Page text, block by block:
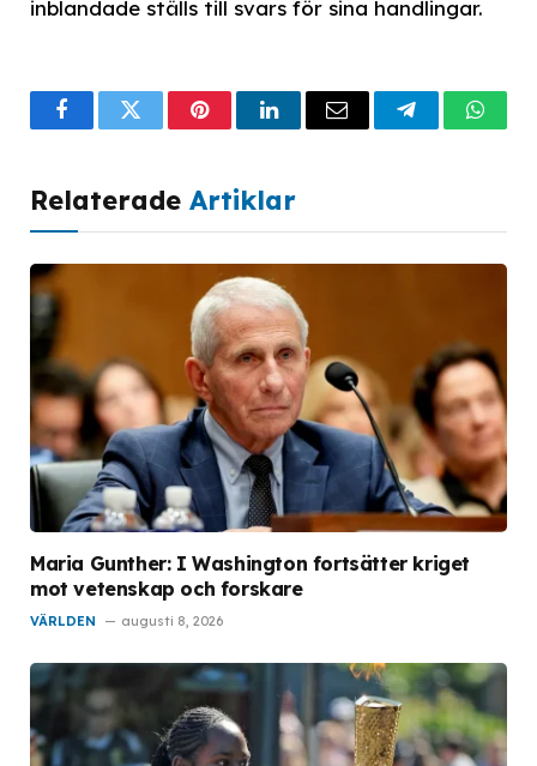
inblandade ställs till svars för sina handlingar.
FacebookTwitterPinterestLinkedInEmail Telegram
Relaterade Artiklar
Maria Gunther: I Washington fortsätter kriget
mot vetenskap och forskare
VÄRLDEN augusti 8, 2026